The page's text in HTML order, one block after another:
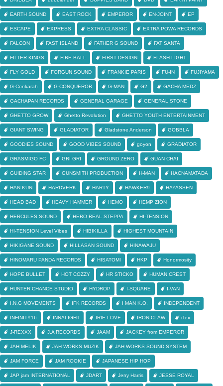
EARTH SOUND EAST ROCK EMPEROR EN-JOINT EP
ESCAPE EXPRESS EXTRA CLASSIC EXTRA POWA RECORDS
FALCON FAST ISLAND FATHER G SOUND FAT SANTA
FILTER KINGS FIRE BALL FIRST DESIGN FLASH LIGHT
FLY GOLD FORGUN SOUND FRANKIE PARIS FU-IN FUJIYAMA
G-Conkarah G-CONQUEROR G-MAN G2 GACHA MEDZ
GACHAPAN RECORDS GENERAL GARAGE GENERAL STONE
GHETTO GROW Ghetto Revolution GHETTO YOUTH ENTERTAINMENT
GIANT SWING GLADIATOR Gladstone Anderson GOBBLA
GOODIES SOUND GOOD VIBES SOUND goyon GRADIATOR
GRASMIGO FC GRI GRI GROUND ZERO GUAN CHAI
GUIDING STAR GUNSMITH PRODUCTION H-MAN HACNAMATADA
HAN-KUN HARDVERK HARTY HAWKER9 HAYASSEN
HEAD BAD HEAVY HAMMER HEMO HEMP ZION
HERCULES SOUND HERO REAL STEPPA HI-TENSION
HI-TENSION Level Vibes HIBIKILLA HIGHEST MOUNTAIN
HIKIGANE SOUND HILLASAN SOUND HINAWAJU
HINOMARU PANDA RECORDS HISATOMI HKP Honormosity
HOPE BULLET HOT COZZY HR STICKO HUMAN CREST
HUNTER CHANCE STUDIO HYDROP I-SQUARE I-VAN
I.N.G MOVEMENTS IFK RECORDS I MAN K.O. INDEPENDENT
INFINITY16 INNALIGHT IRIE LOVE IRON CLAW iTex
J-REXXX J.A RECORDS JAAM JACKEY from EMPEROR
JAH MELIK JAH WORKS MUZIK JAH WORKS SOUND SYSTEM
JAM FORCE JAM ROOKIE JAPANESE HIP HOP
JAP jam INTERNATIONAL JDART Jerry Harris JESSE ROYAL